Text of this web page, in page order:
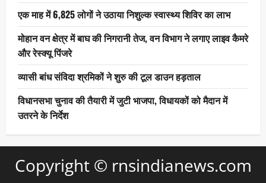
एक माह में 6,825 लोगों ने उठाया निशुल्क स्वास्थ्य शिविर का लाभ
मोहान वन क्षेत्र में बाघ की निगरानी तेज, वन विभाग ने लगाए लाइव कैमरे
और रेस्क्यू पिंजरे
व्यासी बांध संविदा श्रमिकों ने शुरु की टूल डाउन हड़ताल
विधानसभा चुनाव की तैयारी में जुटी भाजपा, विधायकों को मैदान में
उतरने के निर्देश
Copyright © rnsindianews.com